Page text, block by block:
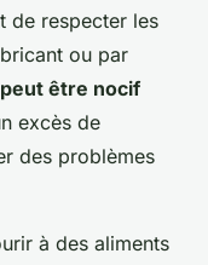
de respecter les
ou par
être nocif
excès de
des problèmes
à des aliments